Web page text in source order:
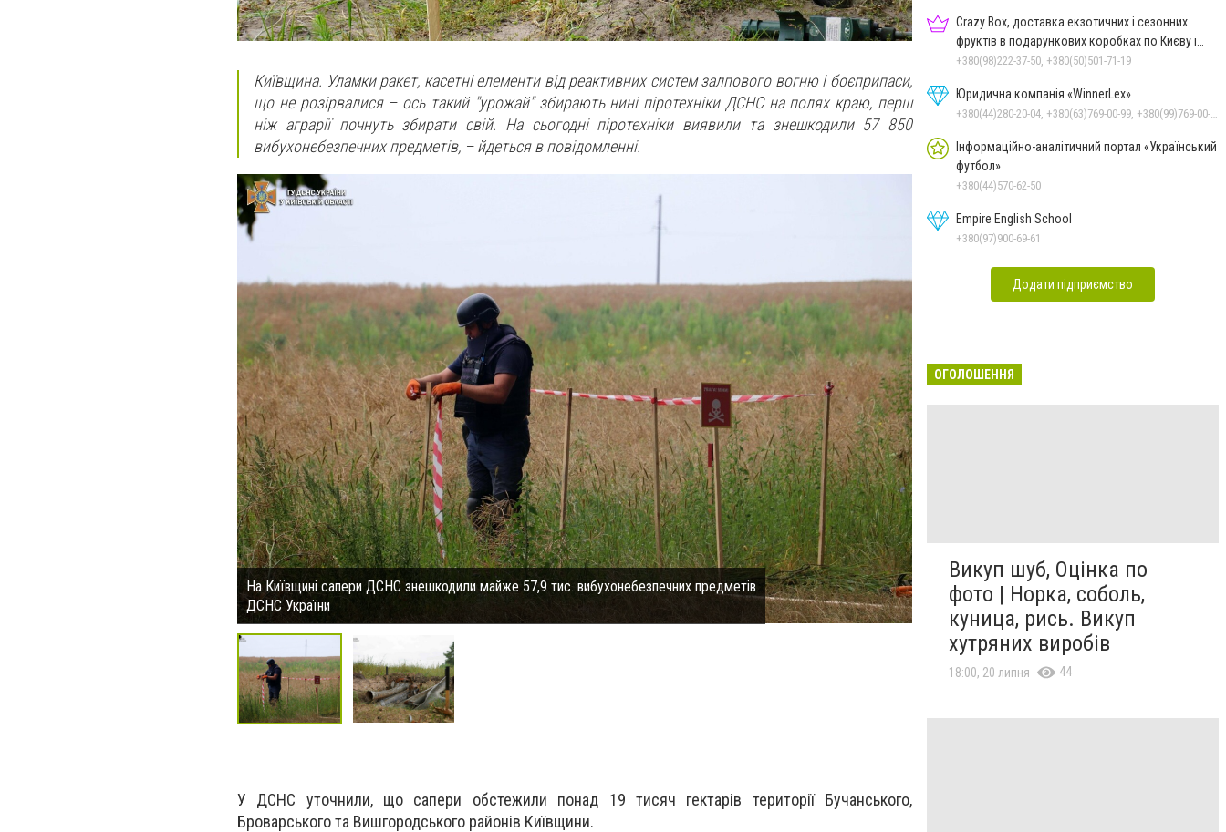
Київщина. Уламки ракет, касетні елементи від реактивних систем залпового вогню і боєприпаси,
що не розірвалися – ось такий "урожай" збирають нині піротехніки ДСНС на полях краю, перш
ніж аграрії почнуть збирати свій. На сьогодні піротехніки виявили та знешкодили 57 850
вибухонебезпечних предметів, – йдеться в повідомленні.
На Київщині сапери ДСНС знешкодили майже 57,9 тис. вибухонебезпечних предметів
ДСНС України
На Київщині сапери ДСНС знешкодили майже 57,9
ДСНС України
У ДСНС уточнили, що сапери обстежили понад 19 тисяч гектарів території Бучанського,
Броварського та Вишгородського районів Київщини.
Crazy Box, доставка екзотичних і сезонних
фруктів в подарункових коробках по Києву і
Україні
+380(98)222-37-50, +380(50)501-71-19
Юридична компанія «WinnerLex»
Інформаційно-аналітичний портал «Український
футбол»
+380(44)570-62-50
Empire English School
+380(97)900-69-61
Додати підприємство
ОГОЛОШЕННЯ
Викуп шуб, Оцінка по
фото | Норка, соболь,
куница, рись. Викуп
хутряних виробів
18:00, 20 липня 44